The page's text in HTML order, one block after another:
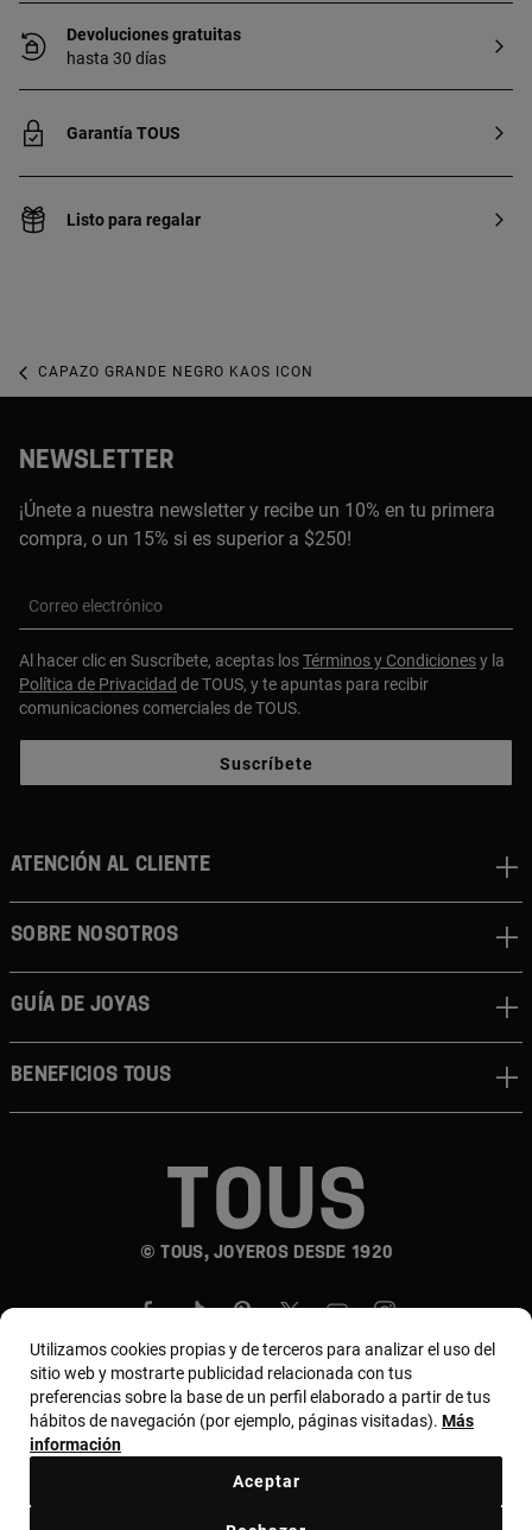
Devoluciones gratuitas
hasta 30 días
Garantía TOUS
Listo para regalar
CAPAZO GRANDE NEGRO KAOS ICON
NEWSLETTER
¡Únete a nuestra newsletter y recibe un 10% en tu primera
compra, o un 15% si es superior a $250!
Correo electrónico
Al hacer clic en Suscríbete, aceptas losTérminos y Condicionesy la
Política de Privacidad de TOUS, y te apuntas para recibir
comunicaciones comerciales de TOUS.
Suscríbete
© TOUS, JOYEROS DESDE 1920
ATENCIÓN AL CLIENTE
SOBRE NOSOTROS
GUÍA DE JOYAS
BENEFICIOS TOUS
País y moneda:Puerto Rico / US Dollar
Utilizamos cookies propias y de terceros para analizar el uso del
sitio web y mostrarte publicidad relacionada con tus
preferencias sobre la base de un perfil elaborado a partir de tus
hábitos de navegación (por ejemplo, páginas visitadas). Más
información
Aceptar